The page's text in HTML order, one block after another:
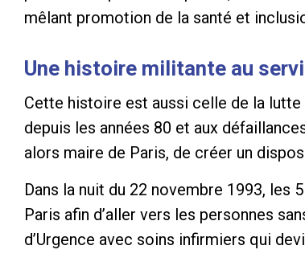
mêlant promotion de la santé et
Une histoire militante au
Cette histoire est aussi celle de la lutte
depuis les années 80 et aux
alors maire de Paris, de créer un
Dans la nuit du 22 novembre 1993, les
Paris afin d’aller vers les personnes
d’Urgence avec soins infirmiers qui